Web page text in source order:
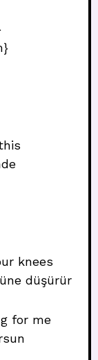
knees
düşürür
for me